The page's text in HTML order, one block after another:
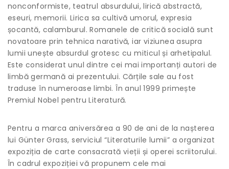
nonconformiste, teatrul absurdului, lirică abstractă,
eseuri, memorii. Lirica sa cultivă umorul, expresia
șocantă, calamburul. Romanele de critică socială sunt
novatoare prin tehnica narativă, iar viziunea asupra
lumii unește absurdul grotesc cu miticul și arhetipalul.
Este considerat unul dintre cei mai importanți autori de
limbă germană ai prezentului. Cărțile sale au fost
traduse în numeroase limbi. În anul 1999 primește
Premiul Nobel pentru Literatură.
Pentru a marca aniversărea a 90 de ani de la nașterea
lui Günter Grass, serviciul “Literaturile lumii” a organizat
expoziția de carte consacrată vieții și operei scriitorului.
În cadrul expoziției vă propunem cele mai